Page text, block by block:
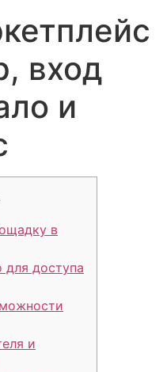
вход
и
в
для доступа
и